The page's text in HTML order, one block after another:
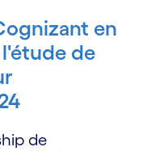
en
de
de